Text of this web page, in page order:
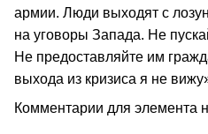
армии. Люди выходят с
на уговоры Запада. Не
Не предоставляйте им
выхода из кризиса я не
Комментарии для элемента